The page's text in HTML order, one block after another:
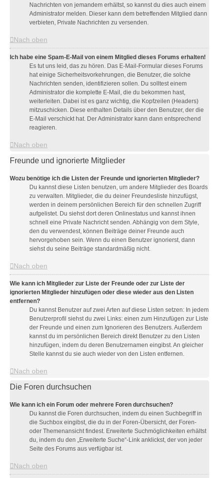
Nachrichten von jemandem erhältst, so kannst du dies auch einem
Administrator melden. Dieser kann dem betreffenden Mitglied dann
verbieten, Private Nachrichten zu versenden.
Nach oben
Ich habe eine Spam-E-Mail von einem Mitglied dieses Forums erhalten!
Es tut uns leid, das zu hören. Das E-Mail-Formular dieses Forums
hat einige Sicherheitsvorkehrungen, die Benutzer, die solche
Nachrichten senden, identifizieren sollen. Du solltest einem
Administrator die komplette E-Mail, die du bekommen hast,
weiterleiten. Dabei ist es ganz wichtig, die Kopfzeilen (Headers)
mitzuschicken. Diese enthalten Details über den Benutzer, der die
E-Mail verschickt hat. Der Administrator kann dann entsprechend
reagieren.
Nach oben
Freunde und ignorierte Mitglieder
Wozu benötige ich die Listen der Freunde und ignorierten Mitglieder?
Du kannst diese Listen benutzen, um andere Mitglieder des Boards
zu verwalten. Mitglieder, die du deiner Freundesliste hinzufügst,
werden in deinem persönlichen Bereich für den schnellen Zugriff
aufgelistet. Du siehst dort deren Onlinestatus und kannst ihnen
schnell eine Private Nachricht senden. Abhängig von dem Style,
den du verwendest, können Beiträge deiner Freunde auch
hervorgehoben sein. Wenn du einen Benutzer ignorierst, dann
siehst du seine Beiträge standardmäßig nicht.
Nach oben
Wie kann ich Mitglieder zur Liste der Freunde oder zur Liste der
ignorierten Mitglieder hinzufügen oder diese wieder aus den Listen
entfernen?
Du kannst Benutzer auf zwei Arten auf diese Listen setzen: In jedem
Benutzerprofil siehst du zwei Links: einen zum Hinzufügen zur Liste
der Freunde und einen zum Ignorieren des Benutzers. Außerdem
kannst du im persönlichen Bereich direkt Benutzer zu den Listen
hinzufügen, indem du deren Benutzernamen eingibst. An gleicher
Stelle kannst du sie auch wieder von den Listen entfernen.
Nach oben
Die Foren durchsuchen
Wie kann ich ein Forum oder mehrere Foren durchsuchen?
Du kannst die Foren durchsuchen, indem du einen Suchbegriff in
die Suchbox eingibst, die du in der Foren-Übersicht, der Foren-
oder Themenansicht findest. Erweiterte Suchmöglichkeiten erhältst
du, indem du den „Erweiterte Suche“-Link anklickst, der von jeder
Seite des Forums aus verfügbar ist.
Nach oben